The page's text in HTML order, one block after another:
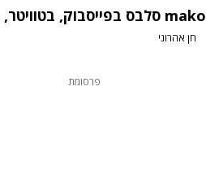
mako סלבס בפייסבוק, בטוויטר,
חן אהרוני
פרסומת